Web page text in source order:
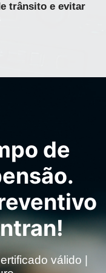
trânsito e evitar
de
válido |